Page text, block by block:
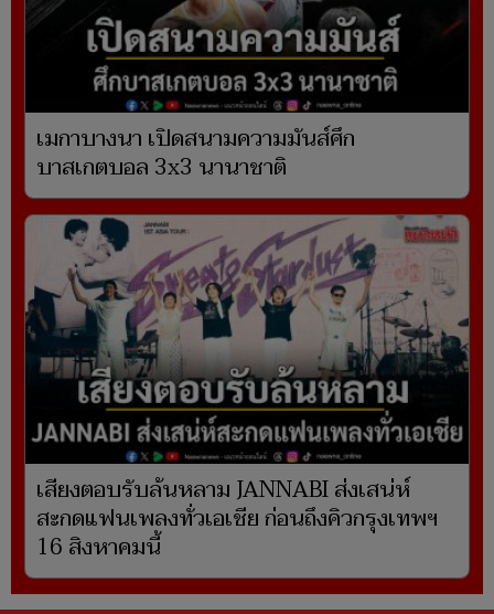
เมกาบางนา เปิดสนามความมันส์ศึก
บาสเกตบอล 3x3 นานาชาติ
เสียงตอบรับล้นหลาม JANNABI ส่งเสน่ห์
สะกดแฟนเพลงทั่วเอเชีย ก่อนถึงคิวกรุงเทพฯ
16 สิงหาคมนี้